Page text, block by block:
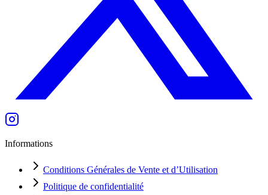
Informations
Conditions Générales de Vente et d’Utilisation
Politique de confidentialité